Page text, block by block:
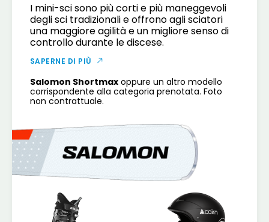
I mini-sci sono più corti e più maneggevoli
degli sci tradizionali e offrono agli sciatori
una maggiore agilità e un migliore senso di
controllo durante le discese.
SAPERNE DI PIÙ
Salomon Shortmax oppure un altro modello
corrispondente alla categoria prenotata. Foto
non contrattuale.